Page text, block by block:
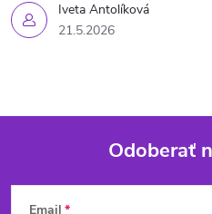
Iveta Antolíková
21.5.2026
Z
Odoberať
Email